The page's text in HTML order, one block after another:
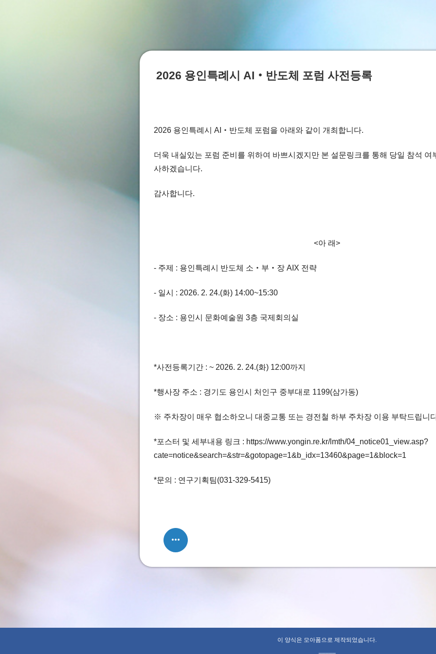
2026 용인특례시 AI‧반도체 포럼 사전등록
2026 용인특례시 AI‧반도체 포럼을 아래와 같이 개최합니다.
더욱 내실있는 포럼 준비를 위하여 바쁘시겠지만 본 설문링크를 통해 당일 참석 여
사하겠습니다.
감사합니다.
<아 래>
- 주제 : 용인특례시 반도체 소‧부‧장 AIX 전략
- 일시 : 2026. 2. 24.(화) 14:00~15:30
- 장소 : 용인시 문화예술원 3층 국제회의실
*사전등록기간 : ~ 2026. 2. 24.(화) 12:00까지
*행사장 주소 : 경기도 용인시 처인구 중부대로 1199(삼가동)
※ 주차장이 매우 협소하오니 대중교통 또는 경전철 하부 주차장 이용 부탁드립니
*포스터 및 세부내용 링크 : https://www.yongin.re.kr/lmth/04_notice01_view.asp?
cate=notice&search=&str=&gotopage=1&b_idx=13460&page=1&block=1
*문의 : 연구기획팀(031-329-5415)
이 양식은 모아폼으로 제작되었습니다.